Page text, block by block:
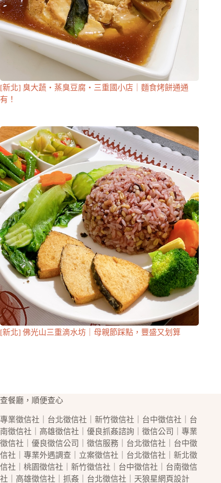
[新北] 臭大蔬・蒸臭豆腐・三重國小店｜麵食烤餅通通
有！
[新北] 佛光山三重滴水坊｜母親節踩點，豐盛又划算
查餐廳，順便查心
專業徵信社 台北徵信社 新竹徵信社 台中徵信社
台
南徵信社
高雄徵信社 ｜優良抓姦諮詢｜ 徵信公司
｜專業
徵信社 ｜優良徵信公司 徵信服務｜ 台北徵信社
台中徵
信社 ｜專業外遇調查｜立案徵信社 台北徵信社
新北徵
信社
桃園徵信社 新竹徵信社 台中徵信社
台南徵信
社
高雄徵信社 抓姦 台北徵信社 ｜天狼星網頁設計